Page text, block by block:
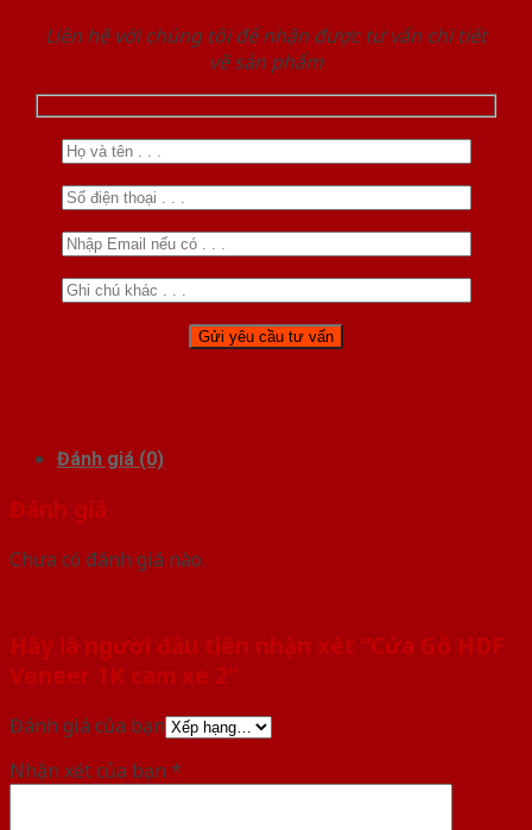
Liên hệ với chúng tôi để nhận được tư vấn chi tiết
về sản phẩm
Đánh giá (0)
Đánh giá
Chưa có đánh giá nào.
Hãy là người đầu tiên nhận xét “Cửa Gỗ HDF
Veneer 1K cam xe 2”
Đánh giá của bạn
Nhận xét của bạn *